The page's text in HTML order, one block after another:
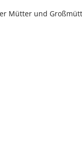
Mütter und